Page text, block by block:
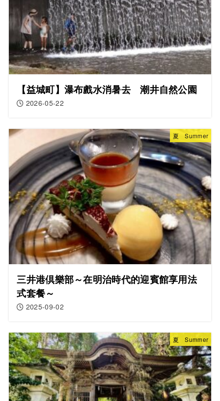
【益城町】瀑布戲水消暑去 潮井自然公園
2026-05-22
夏 Summer
三井港倶樂部～在明治時代的迎賓館享用法
式套餐～
2025-09-02
夏 Summer